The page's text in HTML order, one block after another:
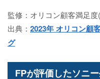
監修：オリコン顧客満足
出典： 2023年 オリコン顧
グ
FPが評価したソニ